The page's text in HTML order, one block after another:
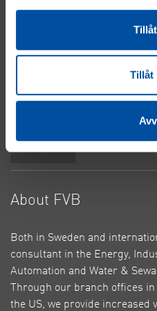
Tillåt
Real Estate
Water & Sewage
Privacy Policy
About FVB
Both in Sweden and
consultant in the Energy,
Automation and Water &
Through our branch offices
the US, we provide increased